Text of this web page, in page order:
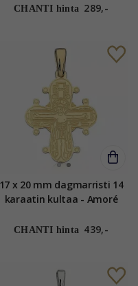
CHANTI hinta 289,-
17 x 20 mm dagmarristi 14
karaatin kultaa - Amoré
CHANTI hinta 439,-